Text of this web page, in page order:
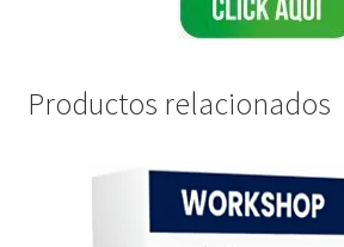
Productos relacionados